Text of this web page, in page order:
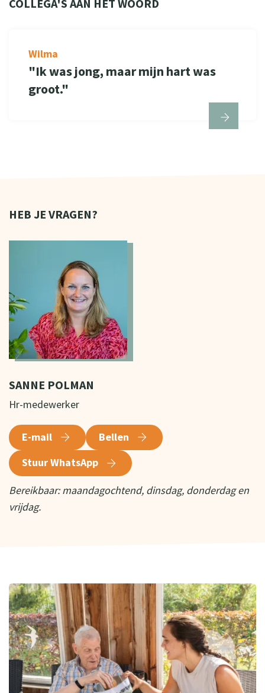
COLLEGA'S AAN HET WOORD
"Ik was jong, maar mijn hart was
groot."
Wilma
HEB JE VRAGEN?
SANNE POLMAN
Hr-medewerker
E-mail
Bellen
Stuur WhatsApp
Bereikbaar: maandagochtend, dinsdag, donderdag en
vrijdag.